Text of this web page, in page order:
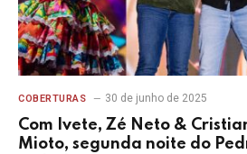
COBERTURAS 30 de junho de 2025
Com Ivete, Zé Neto &
Mioto, segunda noite do